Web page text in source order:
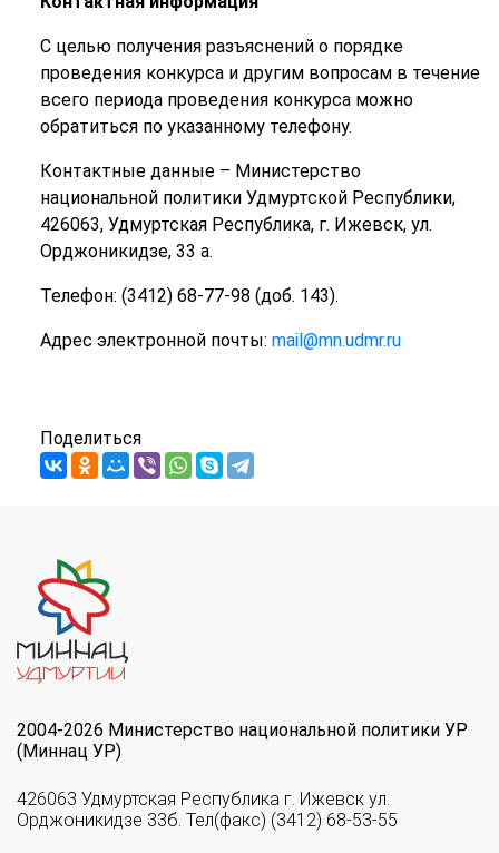
С целью получения разъяснений о порядке
проведения конкурса и другим вопросам в течение
всего периода проведения конкурса можно
обратиться по указанному телефону.
Контактные данные – Министерство
национальной политики Удмуртской Республики,
426063, Удмуртская Республика, г. Ижевск, ул.
Орджоникидзе, 33 а.
Телефон: (3412) 68-77-98 (доб. 143).
Адрес электронной почты: mail@mn.udmr.ru
Поделиться
2004-2026 Министерство национальной политики УР
(Миннац УР)
426063 Удмуртская Республика г. Ижевск ул.
Орджоникидзе 33б. Тел(факс) (3412) 68-53-55